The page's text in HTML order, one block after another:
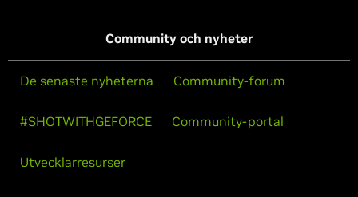
Community och nyheter
De senaste nyheterna Community-forum
#SHOTWITHGEFORCE Community-portal
Utvecklarresurser